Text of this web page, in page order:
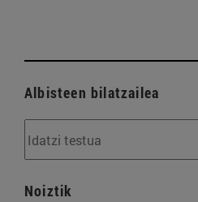
Albisteen bilatzailea
Noiztik